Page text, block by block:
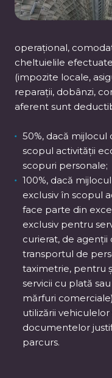
operațional,
cheltuielile
(impozite locale,
reparații, dobânzi,
aferent sunt
50%, dacă
scopul activității
scopuri personale;
100%, dacă
exclusiv în scopul
face parte din
exclusiv pentru
curierat, de agenții
transportul de
taximetrie, pentru
servicii cu plată
mărfuri
utilizării
documentelor
parcurs.